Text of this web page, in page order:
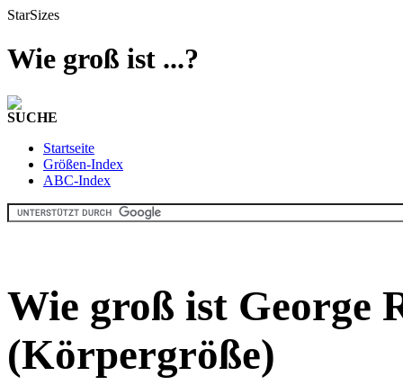
StarSizes
Wie groß ist ...?
SUCHE
Startseite
Größen-Index
ABC-Index
Wie groß ist George
(Körpergröße)